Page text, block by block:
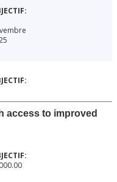
access to improved